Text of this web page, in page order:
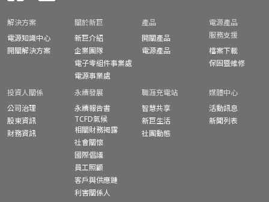
解決方案
電源知識中心
開關解決方案
關於新巨
新巨介紹
企業團隊
電子零組件事業處
電源事業處
產品
開關產品
電源產品
電源產品
服務支援
檔案下載
保固暨維修
投資人關係
公司治理
股東資訊
財務資訊
永續發展
永續報告書
TCFD氣候
相關財務揭露
社會關懷
國際倡議
員工照顧
客戶與供應鏈
利害關係人
職涯充電站
智慧共享
新巨生活
社團動態
媒體中心
活動訊息
新聞列表